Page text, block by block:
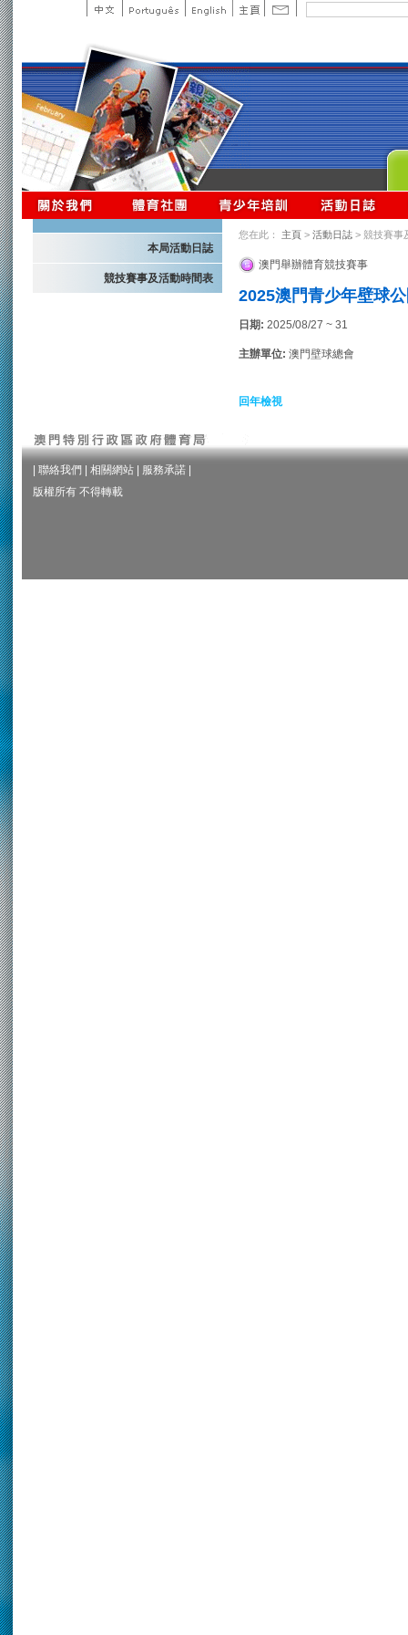
本局活動日誌
競技賽事及活動時間表
您在此： 主頁 > 活動日誌 > 競技賽事
澳門舉辦體育競技賽事
2025澳門青少年壁球
日期: 2025/08/27 ~ 31
主辦單位: 澳門壁球總會
回年檢視
聯絡我們 相關網站 服務承諾
版權所有 不得轉載